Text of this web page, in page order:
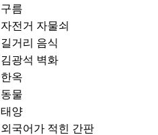
구름
자전거 자물쇠
길거리 음식
김광석 벽화
한옥
동물
태양
외국어가 적힌 간판